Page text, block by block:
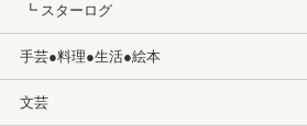
┗ スターログ
手芸●料理●生活●絵本
文芸